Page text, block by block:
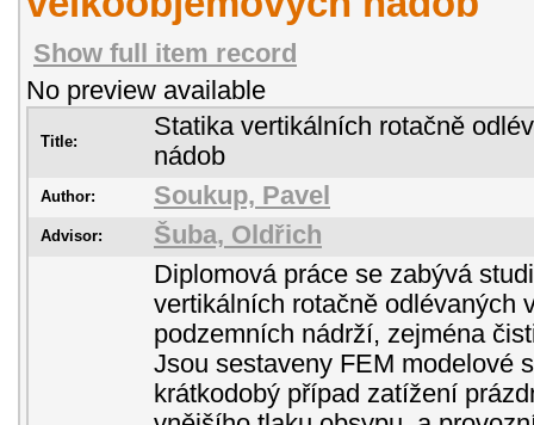
Show full item record
No preview available
Title:
Statika vertikálních rotačně
nádob
Author: Soukup, Pavel
Advisor: Šuba, Oldřich
Diplomová práce se zabývá
vertikálních rotačně odlévaných
podzemních nádrží, zejména
Jsou sestaveny FEM modelové
krátkodobý případ zatížení